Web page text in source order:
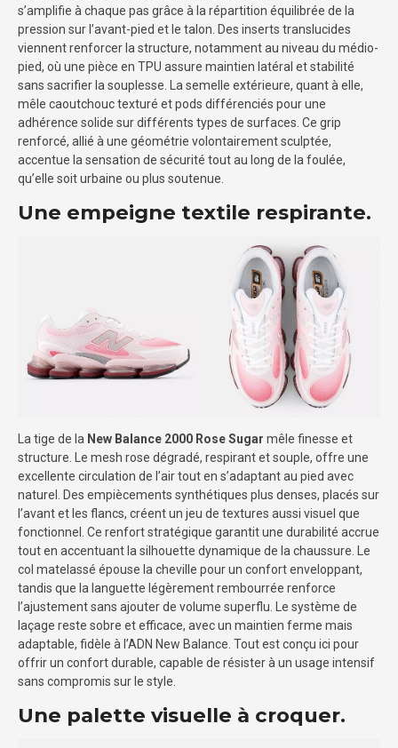
s’amplifie à chaque pas grâce à la répartition équilibrée de la
pression sur l’avant-pied et le talon. Des inserts translucides
viennent renforcer la structure, notamment au niveau du médio-
pied, où une pièce en TPU assure maintien latéral et stabilité
sans sacrifier la souplesse. La semelle extérieure, quant à elle,
mêle caoutchouc texturé et pods différenciés pour une
adhérence solide sur différents types de surfaces. Ce grip
renforcé, allié à une géométrie volontairement sculptée,
accentue la sensation de sécurité tout au long de la foulée,
qu’elle soit urbaine ou plus soutenue.
Une empeigne textile respirante.
La tige de la New Balance 2000 Rose Sugar mêle finesse et
structure. Le mesh rose dégradé, respirant et souple, offre une
excellente circulation de l’air tout en s’adaptant au pied avec
naturel. Des empiècements synthétiques plus denses, placés sur
l’avant et les flancs, créent un jeu de textures aussi visuel que
fonctionnel. Ce renfort stratégique garantit une durabilité accrue
tout en accentuant la silhouette dynamique de la chaussure. Le
col matelassé épouse la cheville pour un confort enveloppant,
tandis que la languette légèrement rembourrée renforce
l’ajustement sans ajouter de volume superflu. Le système de
laçage reste sobre et efficace, avec un maintien ferme mais
adaptable, fidèle à l’ADN New Balance. Tout est conçu ici pour
offrir un confort durable, capable de résister à un usage intensif
sans compromis sur le style.
Une palette visuelle à croquer.